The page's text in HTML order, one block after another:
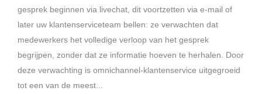
gesprek beginnen via livechat, dit voortzetten via e-mail of
later uw klantenserviceteam bellen: ze verwachten dat
medewerkers het volledige verloop van het gesprek
begrijpen, zonder dat ze informatie hoeven te herhalen. Door
deze verwachting is omnichannel-klantenservice uitgegroeid
tot een van de meest...